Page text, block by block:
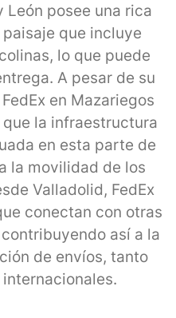
León posee una rica
que incluye
lo que puede
A pesar de su
en Mazariegos
la infraestructura
en esta parte de
la movilidad de los
Valladolid, FedEx
conectan con otras
así a la
de envíos, tanto